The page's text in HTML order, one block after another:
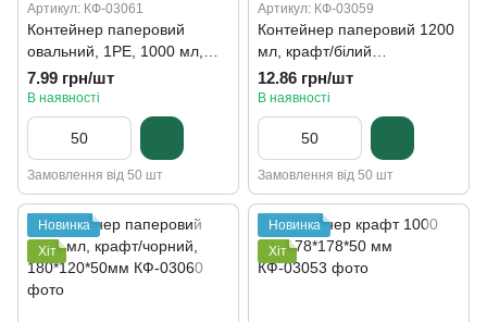
Артикул: КФ-03061
Контейнер паперовий
овальний, 1РЕ, 1000 мл,
крафт 170*120*75 мм
7.99 грн/шт
В наявності
Замовлення від 50 шт
Артикул: КФ-03059
Контейнер паперовий 1200
мл, крафт/білий
прямокутний, 180*120*50
мм
12.86 грн/шт
В наявності
Замовлення від 50 шт
Новинка
Хіт
Новинка
Хіт